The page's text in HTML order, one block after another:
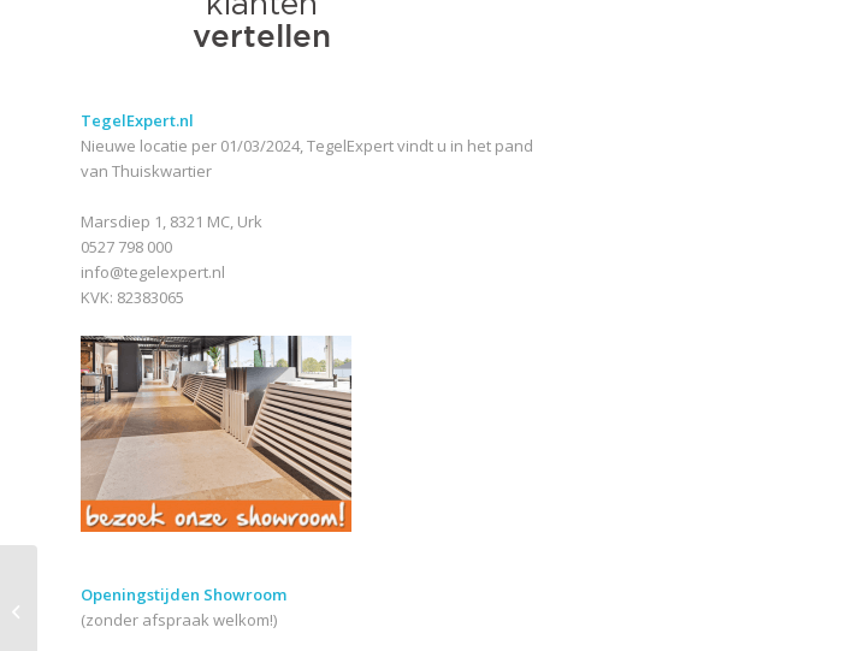
TegelExpert.nl
Nieuwe locatie per 01/03/2024, TegelExpert vindt u in het pand
van Thuiskwartier
Marsdiep 1, 8321 MC, Urk
0527 798 000
info@tegelexpert.nl
KVK: 82383065
Openingstijden Showroom
(zonder afspraak welkom!)
Cotto d’Este Kerlite
Over Office Soft